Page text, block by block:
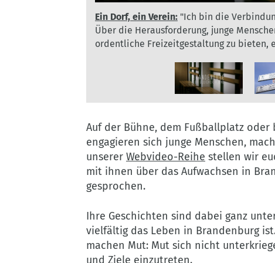
Dorf,
ein
zwischen
dem
Verein
und
der
Über
die
Herausforderung,
junge
Ein Dorf, ein Verein: "Ich bin die
Über die Herausforderung, junge
ordentliche Freizeitgestaltung zu bieten,
in
Zahlen:
unserer
Webvideoreihe.
Der
Ort
gehört
Gemeinde
Oberkrämer
im
Landkreis
Bötzow in Zahlen:Hier entstand die
zur Gemeinde Oberkrämer imLandkreis
Die Arbeitslosenquote im Landkreis
Fußball
lernt
Menge:&nbsp;Auch
engagiert
sich
bei
der
Eintracht
e.
V.
Er
trainiert
Beim Fußball lernt man 'ne Menge:Auch
Bötzow e. V. Er trainiert dort die A-
Menschen im Verein außer
©
Berlin
©
Auf der Bühne, dem Fußballplatz
engagieren sich junge Menschen,
unserer Webvideo-Reihe stellen wir
mit ihnen über das Aufwachsen in
gesprochen.
Ihre Geschichten sind dabei ganz
vielfältig das Leben in Brandenburg
machen Mut: Mut sich nicht
und Ziele einzutreten.